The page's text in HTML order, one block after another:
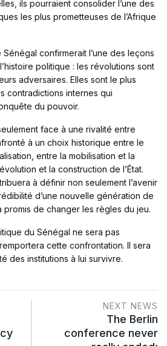
ils pourraient consolider l’une des
les plus prometteuses de l’Afrique
confirmerait l’une des leçons
politique : les révolutions sont
adversaires. Elles sont le plus
contradictions internes qui
du pouvoir.
face à une rivalité entre
à un choix historique entre le
entre la mobilisation et la
et la construction de l’État.
à définir non seulement l’avenir
d’une nouvelle génération de
promis de changer les règles du jeu.
du Sénégal ne sera pas
cette confrontation. Il sera
des institutions à lui survivre.
NEXT NEWS
The Berlin
conference never